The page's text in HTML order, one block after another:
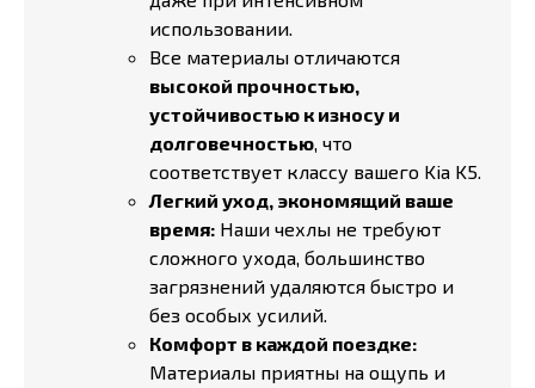
использовании.
Все материалы отличаются
высокой прочностью,
устойчивостью к износу и
долговечностью, что
соответствует классу вашего Kia K5.
Легкий уход, экономящий ваше
время: Наши чехлы не требуют
сложного ухода, большинство
загрязнений удаляются быстро и
без особых усилий.
Комфорт в каждой поездке:
Материалы приятны на ощупь и